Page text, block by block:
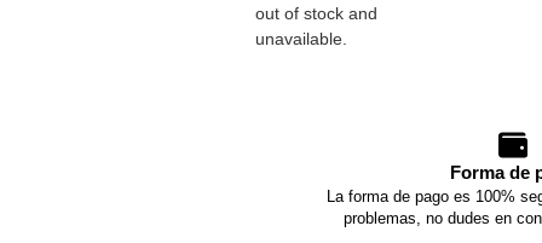
out of stock and
unavailable.
Forma de
La forma de pago es 100%
problemas, no dudes en